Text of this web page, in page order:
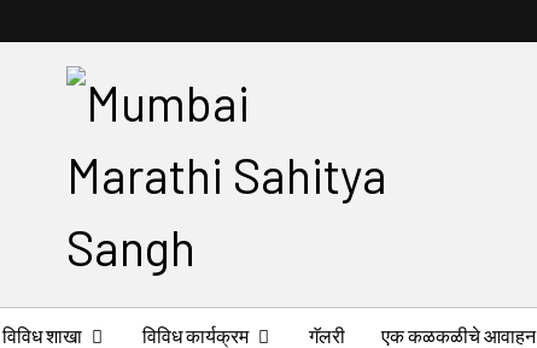
विविध शाखा विविध कार्यक्रम गॅलरी एक कळकळीचे आवाहन